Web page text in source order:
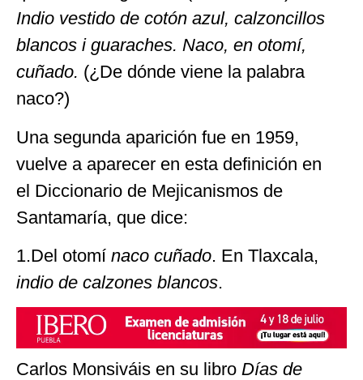
Indio vestido de cotón azul, calzoncillos
blancos i guaraches. Naco, en otomí,
cuñado. (¿De dónde viene la palabra
naco?)
Una segunda aparición fue en 1959,
vuelve a aparecer en esta definición en
el Diccionario de Mejicanismos de
Santamaría, que dice:
1.Del otomí naco cuñado. En Tlaxcala,
indio de calzones blancos.
Carlos Monsiváis en su libro Días de